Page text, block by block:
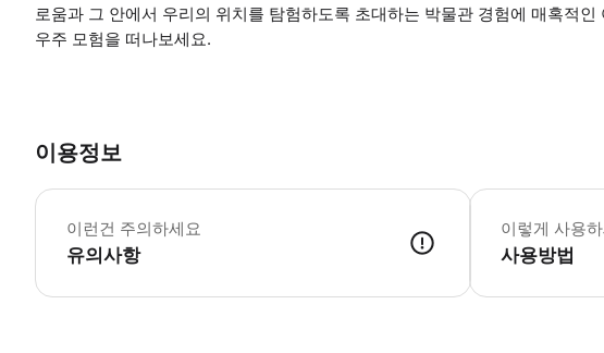
로움과 그 안에서 우리의 위치를 탐험하도록 초대하는 박물관 경험에 매혹적
우주 모험을 떠나보세요.
이용정보
이런건 주의하세요
유의사항
박물관은 일부 북아
이렇게 사용
사용방법